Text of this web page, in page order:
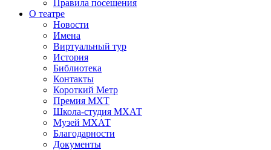
Правила посещения
О театре
Новости
Имена
Виртуальный тур
История
Библиотека
Контакты
Короткий Метр
Премия МХТ
Школа-студия МХАТ
Музей МХАТ
Благодарности
Документы